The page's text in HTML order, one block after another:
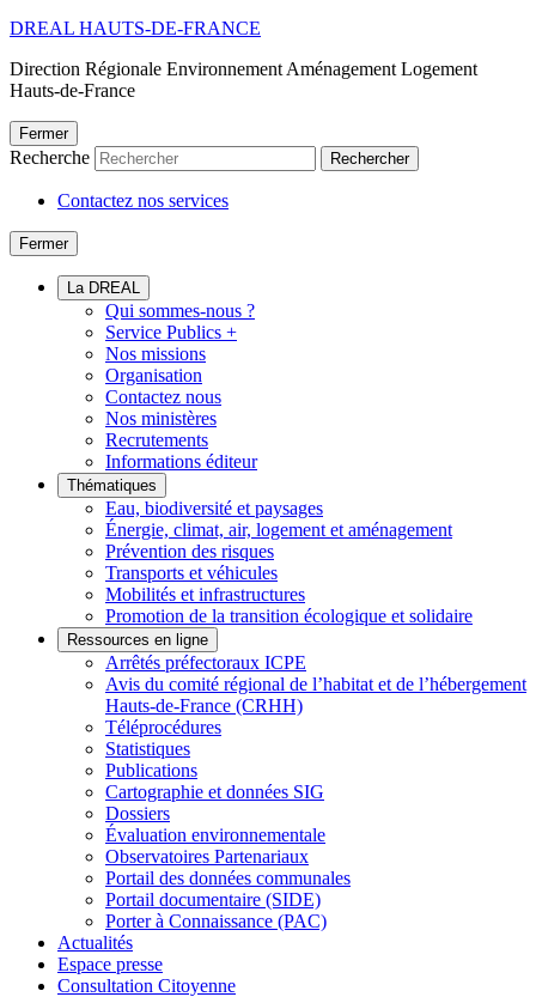
DREAL HAUTS-DE-FRANCE
Direction Régionale Environnement Aménagement Logement
Hauts-de-France
Fermer
Recherche Rechercher
Contactez nos services
Fermer
La DREAL
Qui sommes-nous ?
Service Publics +
Nos missions
Organisation
Contactez nous
Nos ministères
Recrutements
Informations éditeur
Thématiques
Eau, biodiversité et paysages
Énergie, climat, air, logement et aménagement
Prévention des risques
Transports et véhicules
Mobilités et infrastructures
Promotion de la transition écologique et solidaire
Ressources en ligne
Arrêtés préfectoraux ICPE
Avis du comité régional de l’habitat et de l’hébergement
Hauts-de-France (CRHH)
Téléprocédures
Statistiques
Publications
Cartographie et données SIG
Dossiers
Évaluation environnementale
Observatoires Partenariaux
Portail des données communales
Portail documentaire (SIDE)
Porter à Connaissance (PAC)
Actualités
Espace presse
Consultation Citoyenne